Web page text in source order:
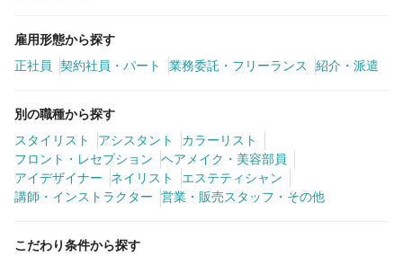
雇用形態から探す
正社員
契約社員・パート 業務委託・フリーランス 紹介・派遣
別の職種から探す
スタイリスト
アシスタント
カラーリスト
フロント・レセプション
ヘアメイク・美容部員
アイデザイナー
ネイリスト
エステティシャン
講師・インストラクター
営業・販売スタッフ・その他
こだわり条件から探す